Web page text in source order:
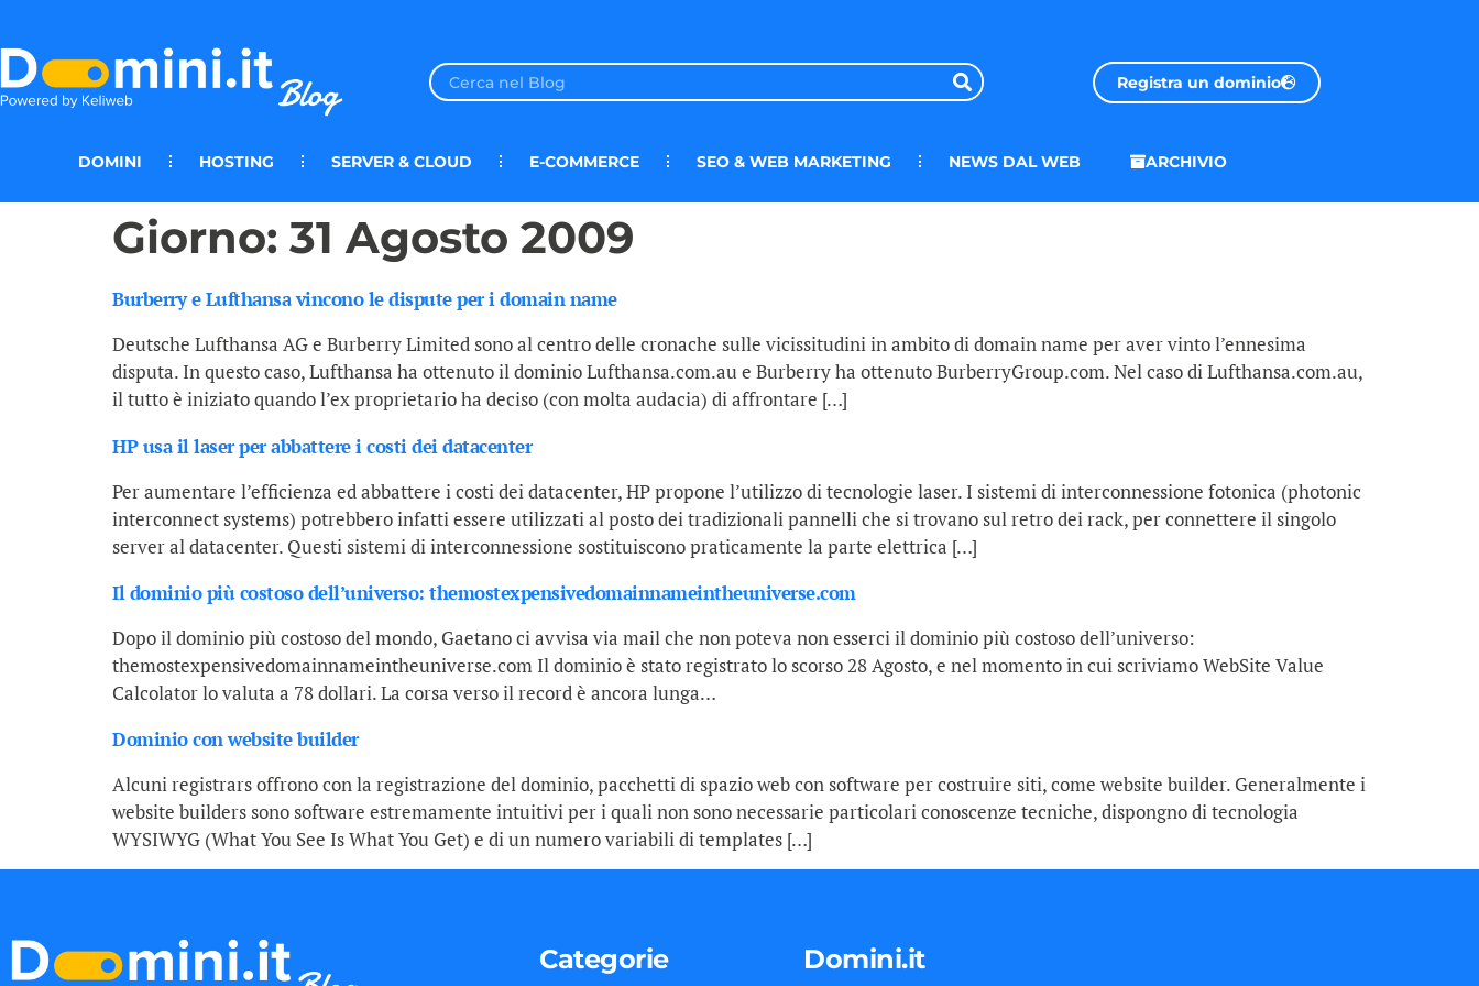
Registra un dominio
DOMINI HOSTING SERVER & CLOUD E-COMMERCE SEO & WEB MARKETING NEWS DAL WEB ARCHIVIO
Giorno: 31 Agosto 2009
Burberry e Lufthansa vincono le dispute per i domain name
Deutsche Lufthansa AG e Burberry Limited sono al centro delle cronache sulle vicissitudini in ambito di domain name per aver vinto l’ennesima
disputa. In questo caso, Lufthansa ha ottenuto il dominio Lufthansa.com.au e Burberry ha ottenuto BurberryGroup.com. Nel caso di Lufthansa.com.au,
il tutto è iniziato quando l’ex proprietario ha deciso (con molta audacia) di affrontare […]
HP usa il laser per abbattere i costi dei datacenter
Per aumentare l’efficienza ed abbattere i costi dei datacenter, HP propone l’utilizzo di tecnologie laser. I sistemi di interconnessione fotonica (photonic
interconnect systems) potrebbero infatti essere utilizzati al posto dei tradizionali pannelli che si trovano sul retro dei rack, per connettere il singolo
server al datacenter. Questi sistemi di interconnessione sostituiscono praticamente la parte elettrica […]
Il dominio più costoso dell’universo: themostexpensivedomainnameintheuniverse.com
Dopo il dominio più costoso del mondo, Gaetano ci avvisa via mail che non poteva non esserci il dominio più costoso dell’universo:
themostexpensivedomainnameintheuniverse.com Il dominio è stato registrato lo scorso 28 Agosto, e nel momento in cui scriviamo WebSite Value
Calcolator lo valuta a 78 dollari. La corsa verso il record è ancora lunga…
Dominio con website builder
Alcuni registrars offrono con la registrazione del dominio, pacchetti di spazio web con software per costruire siti, come website builder. Generalmente i
website builders sono software estremamente intuitivi per i quali non sono necessarie particolari conoscenze tecniche, dispongno di tecnologia
WYSIWYG (What You See Is What You Get) e di un numero variabili di templates […]
Categorie Domini.it